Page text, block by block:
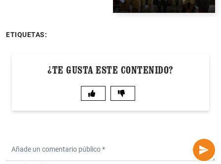
ETIQUETAS:
¿TE GUSTA ESTE CONTENIDO?